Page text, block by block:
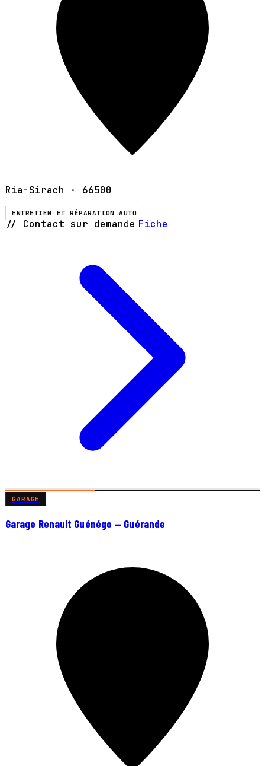
Ria-Sirach · 66500
ENTRETIEN ET RÉPARATION AUTO
// Contact sur demande Fiche
GARAGE
Garage Renault Guénégo — Guérande